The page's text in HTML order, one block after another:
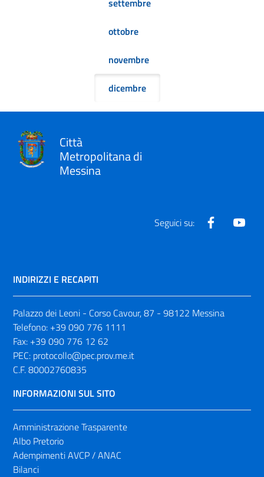
settembre
ottobre
novembre
dicembre
Città
Metropolitana di
Messina
Seguici su: Facebook
INDIRIZZI E RECAPITI
Palazzo dei Leoni - Corso Cavour, 87 - 98122 Messina
Telefono: +39 090 776 1111
Fax: +39 090 776 12 62
PEC: protocollo@pec.prov.me.it
C.F. 80002760835
INFORMAZIONI SUL SITO
Amministrazione Trasparente
Albo Pretorio
Adempimenti AVCP / ANAC
Bilanci